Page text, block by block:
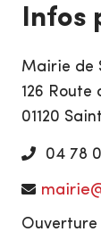
Infos
Mairie de
126 Route
01120
04 78
Ouverture